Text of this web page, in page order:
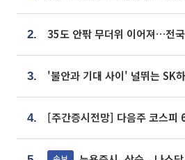
2.
3.
4.